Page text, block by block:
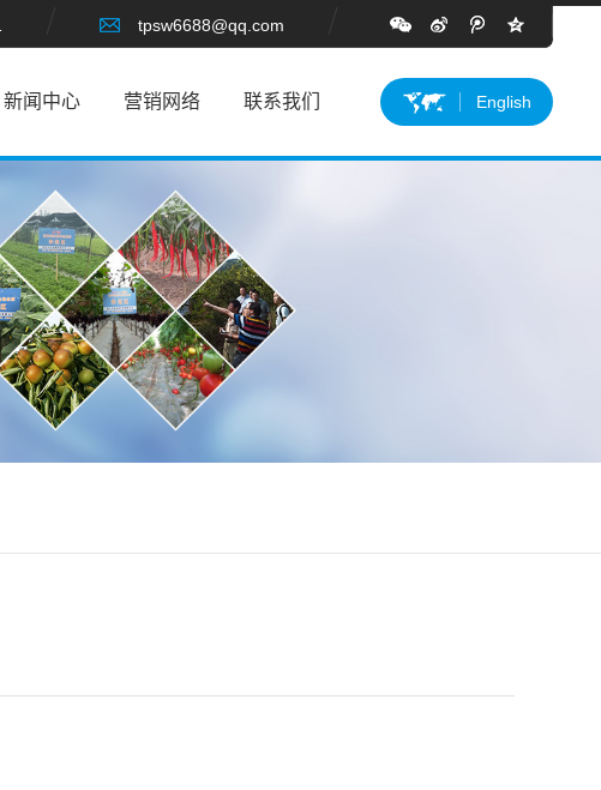
tpsw6688@qq.com
English
新闻中心 营销网络 联系我们